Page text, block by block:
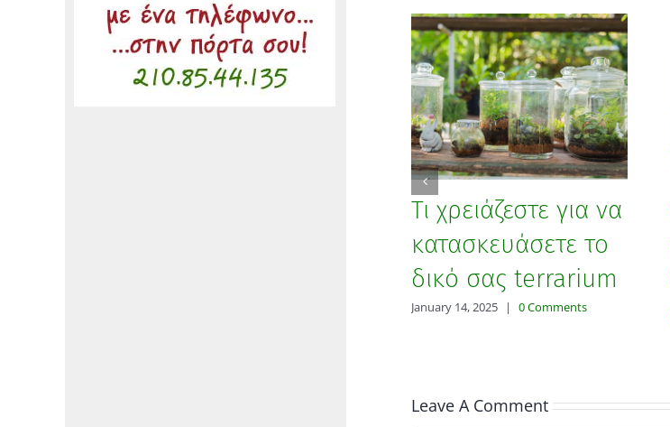
Τι χρειάζεστε για να
κατασκευάσετε το
δικό σας terrarium
January 14, 2025 | 0 Comments
Leave A Comment